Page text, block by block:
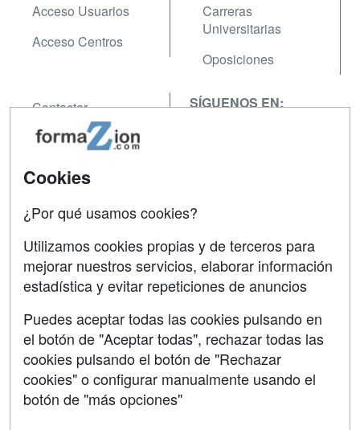
Acceso Usuarios
Acceso Centros
Carreras
Universitarias
Oposiciones
Contactar
Confidencialidad
Aviso legal
SÍGUENOS EN:
Grupo formazion:
Cookies
¿Por qué usamos cookies?
Utilizamos cookies propias y de terceros para
mejorar nuestros servicios, elaborar información
estadística y evitar repeticiones de anuncios
Puedes aceptar todas las cookies pulsando en
el botón de "Aceptar todas", rechazar todas las
cookies pulsando el botón de "Rechazar
cookies" o configurar manualmente usando el
botón de "más opciones"